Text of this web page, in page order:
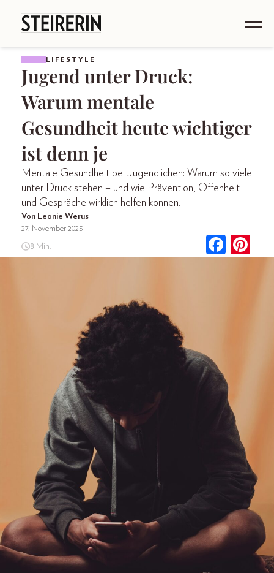
LIFESTYLE
Jugend unter Druck:
Warum mentale
Gesundheit heute wichtiger
ist denn je
Mentale Gesundheit bei Jugendlichen: Warum so viele
unter Druck stehen – und wie Prävention, Offenheit
und Gespräche wirklich helfen können.
Von Leonie Werus
27. November 2025
8 Min.